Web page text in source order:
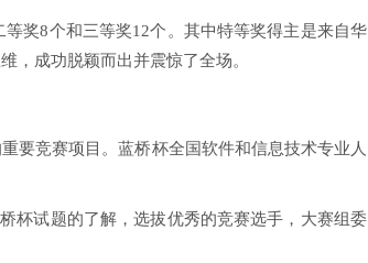
奖8个和三等奖12个。其中特等奖得主是来自华
，成功脱颖而出并震惊了全场。
要竞赛项目。蓝桥杯全国软件和信息技术专业人
杯试题的了解，选拔优秀的竞赛选手，大赛组委